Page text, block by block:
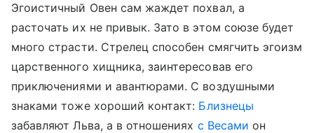
Эгоистичный Овен сам жаждет похвал, а
расточать их не привык. Зато в этом союзе будет
много страсти. Стрелец способен смягчить эгоизм
царственного хищника, заинтересовав его
приключениями и авантюрами. С воздушными
знаками тоже хороший контакт: Близнецы
забавляют Льва, а в отношениях с Весами он